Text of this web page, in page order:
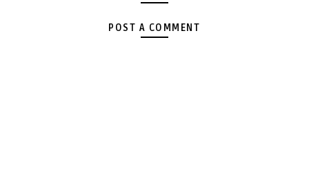
POST A COMMENT